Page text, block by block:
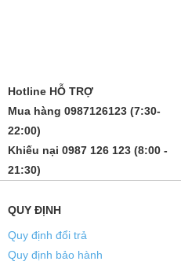
Hotline HỖ TRỢ
Mua hàng 0987126123 (7:30-
22:00)
Khiếu nại 0987 126 123 (8:00 -
21:30)
QUY ĐỊNH
Quy định đổi trả
Quy định bảo hành